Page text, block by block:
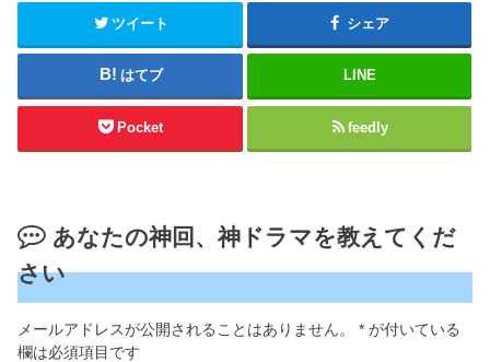
ツイート シェア
はてブ LINE
Pocket feedly
あなたの神回、神ドラマを教えてくだ
さい
メールアドレスが公開されることはありません。 * が付いている
欄は必須項目です